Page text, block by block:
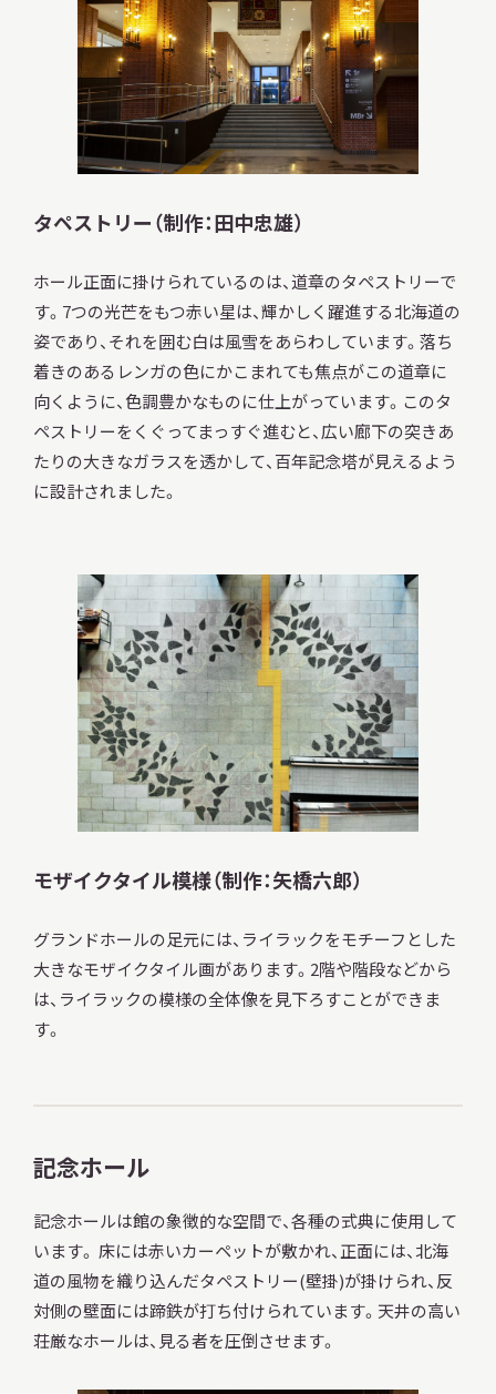
タペストリー（制作：田中忠雄）
ホール正面に掛けられているのは、道章のタペストリーで
す。7つの光芒をもつ赤い星は、輝かしく躍進する北海道の
姿であり、それを囲む白は風雪をあらわしています。落ち
着きのあるレンガの色にかこまれても焦点がこの道章に
向くように、色調豊かなものに仕上がっています。このタ
ペストリーをくぐってまっすぐ進むと、広い廊下の突きあ
たりの大きなガラスを透かして、百年記念塔が見えるよう
に設計されました。
モザイクタイル模様（制作：矢橋六郎）
グランドホールの足元には、ライラックをモチーフとした
大きなモザイクタイル画があります。2階や階段などから
は、ライラックの模様の全体像を見下ろすことができま
す。
記念ホール
記念ホールは館の象徴的な空間で、各種の式典に使用して
います。 床には赤いカーペットが敷かれ、正面には、北海
道の風物を織り込んだタペストリー(壁掛)が掛けられ、反
対側の壁面には蹄鉄が打ち付けられています。天井の高い
荘厳なホールは、見る者を圧倒させます。